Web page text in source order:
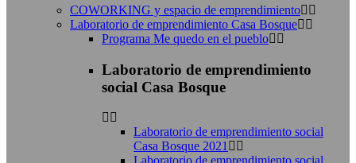
COWORKING y espacio de emprendimiento
Laboratorio de emprendimiento Casa Bosque
Programa Me quedo en el pueblo
Laboratorio de emprendimiento
social Casa Bosque
Laboratorio de emprendimiento social
Casa Bosque 2021